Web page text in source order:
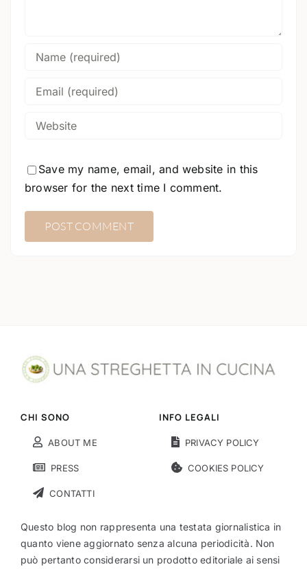
Save my name, email, and website in this
browser for the next time I comment.
CHI SONO
ABOUT ME
PRESS
CONTATTI
INFO LEGALI
PRIVACY POLICY
COOKIES POLICY
Questo blog non rappresenta una testata giornalistica in
quanto viene aggiornato senza alcuna periodicità. Non
può pertanto considerarsi un prodotto editoriale ai sensi